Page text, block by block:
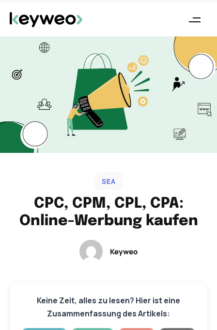
SEA
CPC, CPM, CPL, CPA:
Online-Werbung kaufen
Keyweo
Keine Zeit, alles zu lesen? Hier ist eine
Zusammenfassung des Artikels: